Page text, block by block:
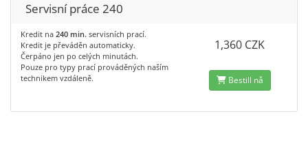
Servisní práce 240
Kredit na 240 min. servisních prací.
Kredit je převáděn automaticky.
Čerpáno jen po celých minutách.
Pouze pro typy prací prováděných naším
technikem vzdáleně.
1,360 CZK
Bestill nå